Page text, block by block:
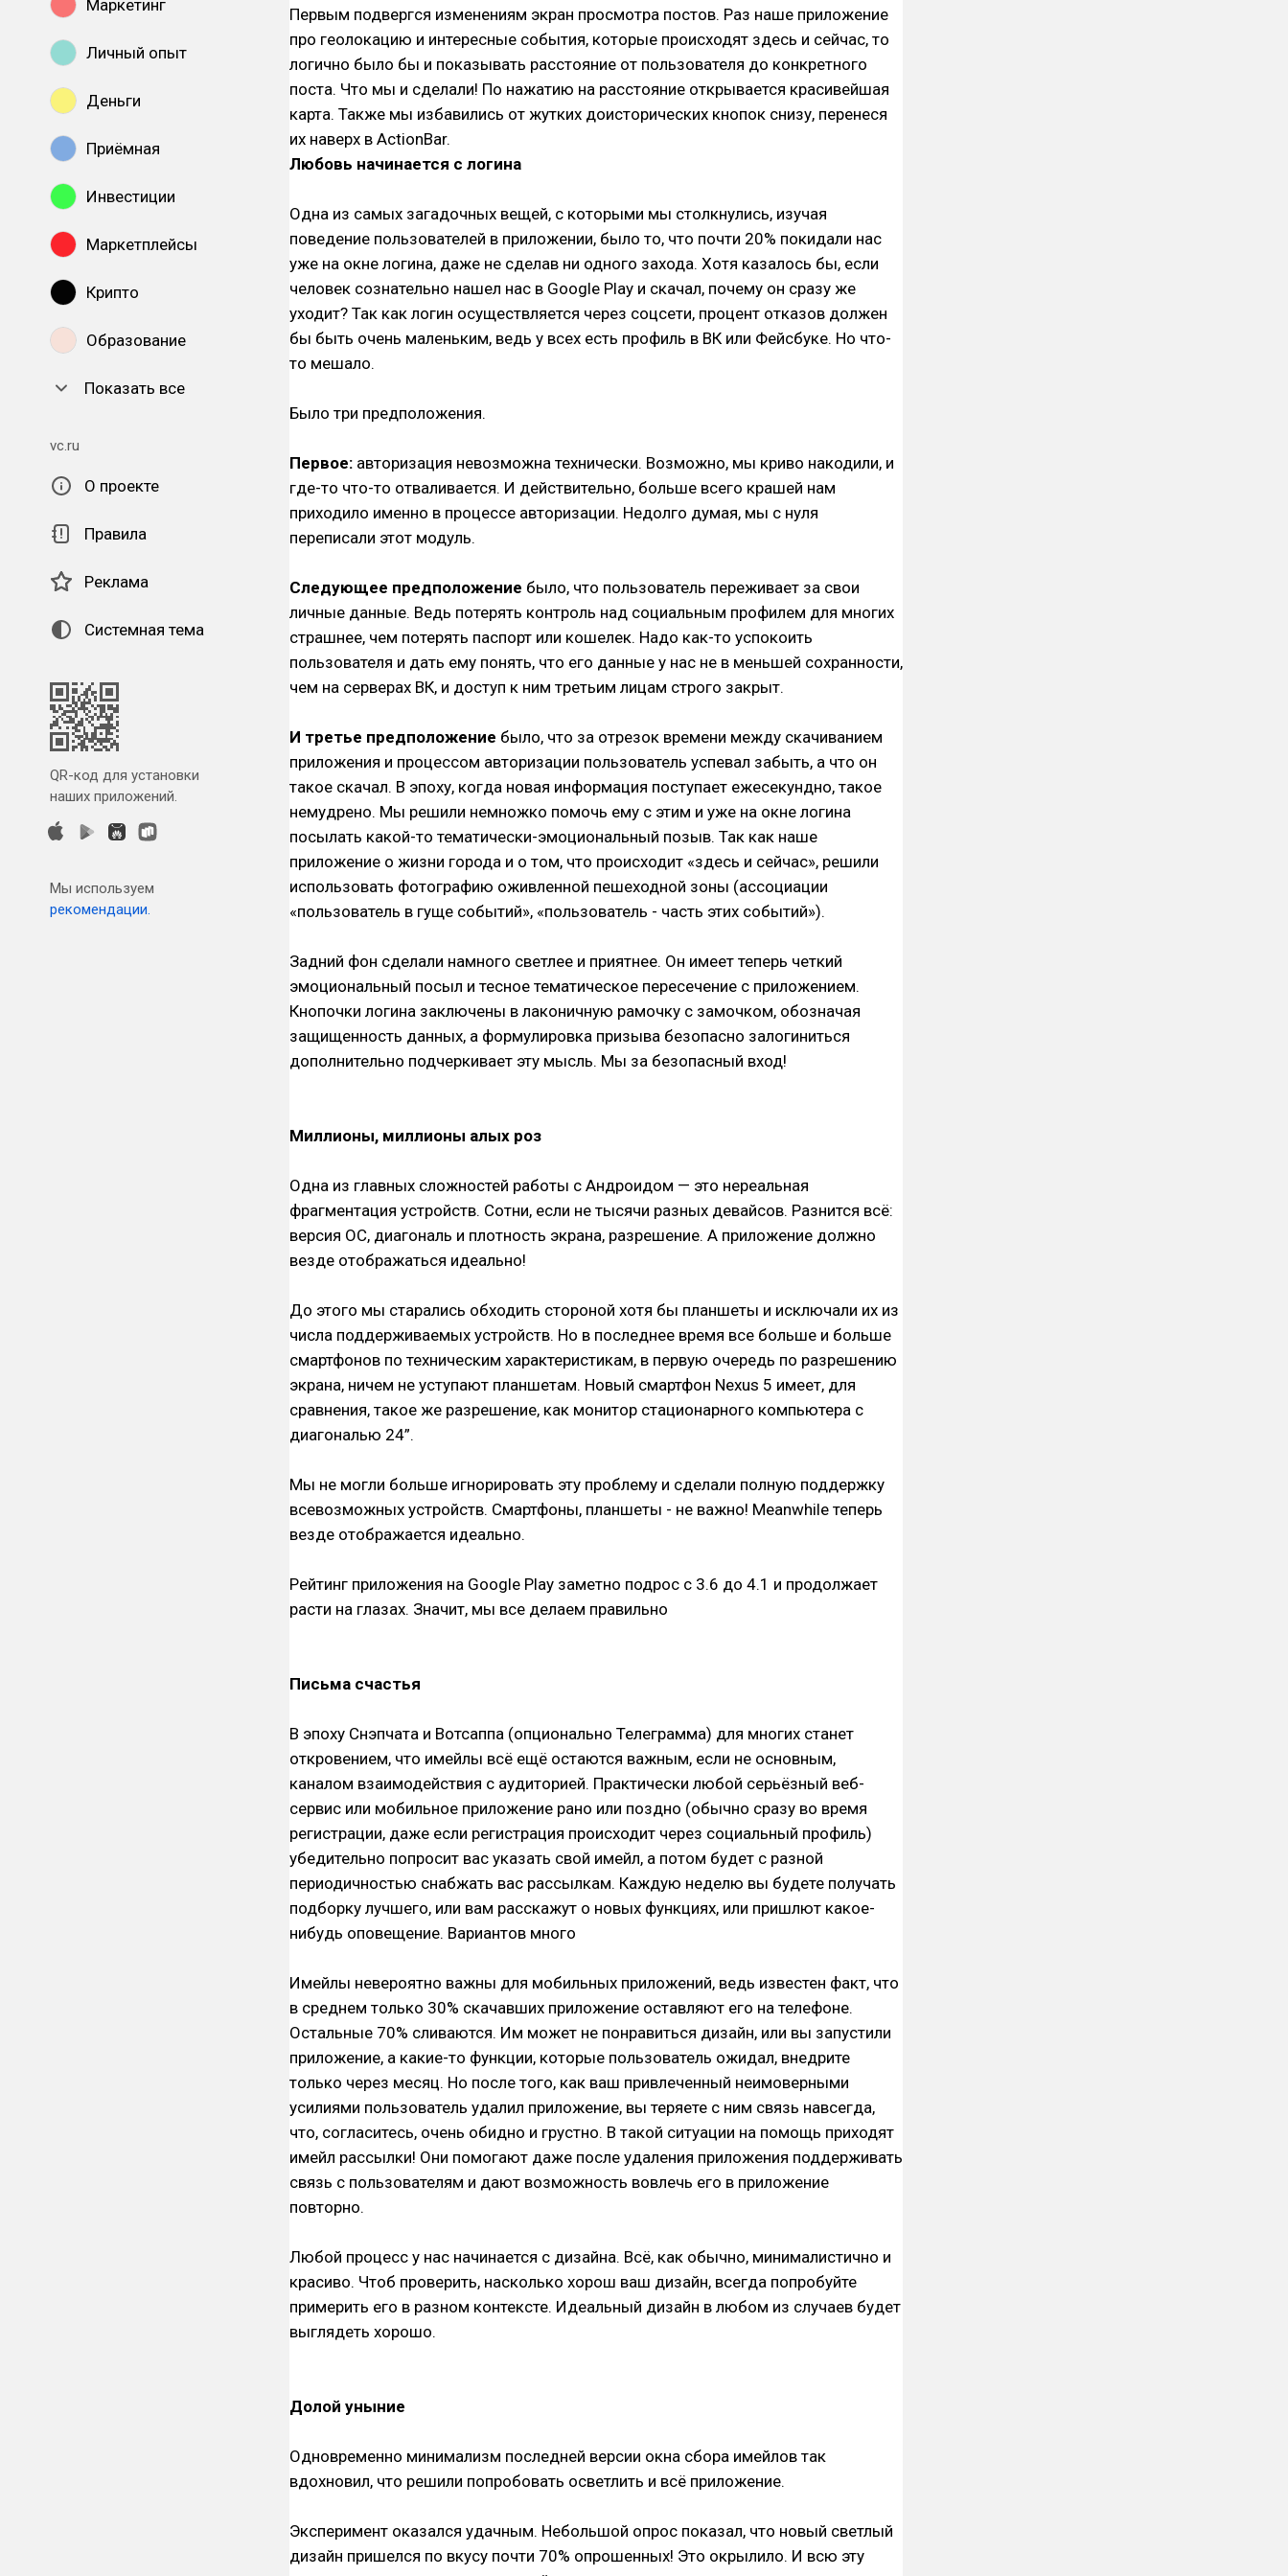
Маркетинг
Личный опыт
Деньги
Приёмная
Инвестиции
Маркетплейсы
Крипто
Образование
Показать все
vc.ru
О проекте
Правила
Реклама
Системная тема
QR-код для установки
наших приложений.
Мы используем
рекомендации.
Первым подвергся изменениям экран просмотра постов. Раз наше приложение
про геолокацию и интересные события, которые происходят здесь и сейчас, то
логично было бы и показывать расстояние от пользователя до конкретного
поста. Что мы и сделали! По нажатию на расстояние открывается красивейшая
карта. Также мы избавились от жутких доисторических кнопок снизу, перенеся
их наверх в ActionBar.
Любовь начинается с логина
Одна из самых загадочных вещей, с которыми мы столкнулись, изучая
поведение пользователей в приложении, было то, что почти 20% покидали нас
уже на окне логина, даже не сделав ни одного захода. Хотя казалось бы, если
человек сознательно нашел нас в Google Play и скачал, почему он сразу же
уходит? Так как логин осуществляется через соцсети, процент отказов должен
бы быть очень маленьким, ведь у всех есть профиль в ВК или Фейсбуке. Но что-
то мешало.
Было три предположения.
Первое: авторизация невозможна технически. Возможно, мы криво накодили, и
где-то что-то отваливается. И действительно, больше всего крашей нам
приходило именно в процессе авторизации. Недолго думая, мы с нуля
переписали этот модуль.
Следующее предположение было, что пользователь переживает за свои
личные данные. Ведь потерять контроль над социальным профилем для многих
страшнее, чем потерять паспорт или кошелек. Надо как-то успокоить
пользователя и дать ему понять, что его данные у нас не в меньшей сохранности,
чем на серверах ВК, и доступ к ним третьим лицам строго закрыт.
И третье предположение было, что за отрезок времени между скачиванием
приложения и процессом авторизации пользователь успевал забыть, а что он
такое скачал. В эпоху, когда новая информация поступает ежесекундно, такое
немудрено. Мы решили немножко помочь ему с этим и уже на окне логина
посылать какой-то тематически-эмоциональный позыв. Так как наше
приложение о жизни города и о том, что происходит «здесь и сейчас», решили
использовать фотографию оживленной пешеходной зоны (ассоциации
«пользователь в гуще событий», «пользователь - часть этих событий»).
Задний фон сделали намного светлее и приятнее. Он имеет теперь четкий
эмоциональный посыл и тесное тематическое пересечение с приложением.
Кнопочки логина заключены в лаконичную рамочку с замочком, обозначая
защищенность данных, а формулировка призыва безопасно залогиниться
дополнительно подчеркивает эту мысль. Мы за безопасный вход!
Миллионы, миллионы алых роз
Одна из главных сложностей работы с Андроидом — это нереальная
фрагментация устройств. Сотни, если не тысячи разных девайсов. Разнится всё:
версия ОС, диагональ и плотность экрана, разрешение. А приложение должно
везде отображаться идеально!
До этого мы старались обходить стороной хотя бы планшеты и исключали их из
числа поддерживаемых устройств. Но в последнее время все больше и больше
смартфонов по техническим характеристикам, в первую очередь по разрешению
экрана, ничем не уступают планшетам. Новый смартфон Nexus 5 имеет, для
сравнения, такое же разрешение, как монитор стационарного компьютера с
диагональю 24”.
Мы не могли больше игнорировать эту проблему и сделали полную поддержку
всевозможных устройств. Смартфоны, планшеты - не важно! Meanwhile теперь
везде отображается идеально.
Рейтинг приложения на Google Play заметно подрос с 3.6 до 4.1 и продолжает
расти на глазах. Значит, мы все делаем правильно
Письма счастья
В эпоху Снэпчата и Вотсаппа (опционально Телеграмма) для многих станет
откровением, что имейлы всё ещё остаются важным, если не основным,
каналом взаимодействия с аудиторией. Практически любой серьёзный веб-
сервис или мобильное приложение рано или поздно (обычно сразу во время
регистрации, даже если регистрация происходит через социальный профиль)
убедительно попросит вас указать свой имейл, а потом будет с разной
периодичностью снабжать вас рассылкам. Каждую неделю вы будете получать
подборку лучшего, или вам расскажут о новых функциях, или пришлют какое-
нибудь оповещение. Вариантов много
Имейлы невероятно важны для мобильных приложений, ведь известен факт, что
в среднем только 30% скачавших приложение оставляют его на телефоне.
Остальные 70% сливаются. Им может не понравиться дизайн, или вы запустили
приложение, а какие-то функции, которые пользователь ожидал, внедрите
только через месяц. Но после того, как ваш привлеченный неимоверными
усилиями пользователь удалил приложение, вы теряете с ним связь навсегда,
что, согласитесь, очень обидно и грустно. В такой ситуации на помощь приходят
имейл рассылки! Они помогают даже после удаления приложения поддерживать
связь с пользователям и дают возможность вовлечь его в приложение
повторно.
Любой процесс у нас начинается с дизайна. Всё, как обычно, минималистично и
красиво. Чтоб проверить, насколько хорош ваш дизайн, всегда попробуйте
примерить его в разном контексте. Идеальный дизайн в любом из случаев будет
выглядеть хорошо.
Долой уныние
Одновременно минимализм последней версии окна сбора имейлов так
вдохновил, что решили попробовать осветлить и всё приложение.
Эксперимент оказался удачным. Небольшой опрос показал, что новый светлый
дизайн пришелся по вкусу почти 70% опрошенных! Это окрылило. И всю эту